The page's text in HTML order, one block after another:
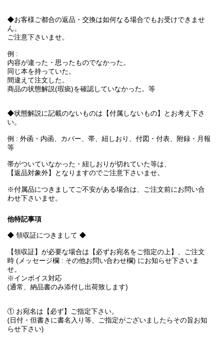
◆お客様ご都合の返品・交換は如何なる場合でもお受けできませ
ん。
ご注意下さいませ。
例 :
内容が違った・思ったものでなかった。
同じ本を持っていた。
間違えて注文した。
商品の状態解説(瑕疵)を確認していなかった。等
◆状態解説に記載のないものは【付属しないもの】とお考え下さ
い。
例 : 外函・内函、カバー、帯、紐しおり、付図・付表、附録・月報
等
帯がついていなかった・紐しおりが切れていた等は、
【返品対象外】となりますのでご注意下さいませ。
※付属品につきましてご不安がある場合は、ご注文前にお問い合
わせ下さいませ。
他特記事項
◆ 領収証につきまして ◆
【領収証】が必要な場合は【必ずお宛名をご指定の上】、ご注文
時 (メッセージ欄 : その他お問い合わせ欄) にお知らせ下さいま
せ。
※インボイス対応
(通常、納品書のみ添付し出荷致します)
① お宛名は【必ず】ご指定下さい。
(日付・但書きに書名入り等、ご指定がございましたらその旨お知
らせ下さい)